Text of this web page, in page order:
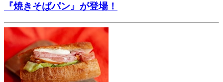
『焼きそばパン』が登場！